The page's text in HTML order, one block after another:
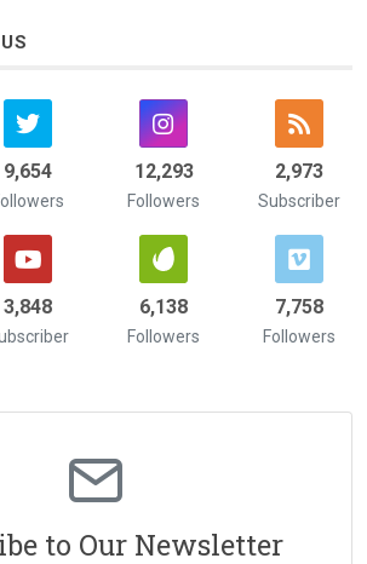
9,654 15,475
Followers
3,244
Subscriber
4,211 6,742
Followers
8,532
Followers
to Our Newsletter